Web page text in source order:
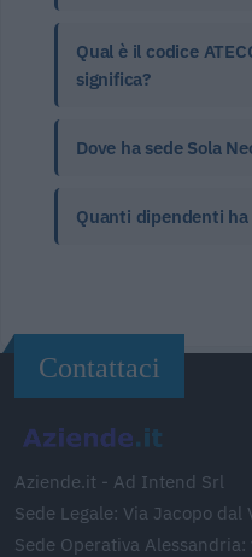
Qual è il codice
significa?
Dove ha sede Sola
Quanti dipendenti ha
Contattaci
Aziende.it - Ad Intend Srl
Sede Legale: Via Jacopo
Sede Operativa